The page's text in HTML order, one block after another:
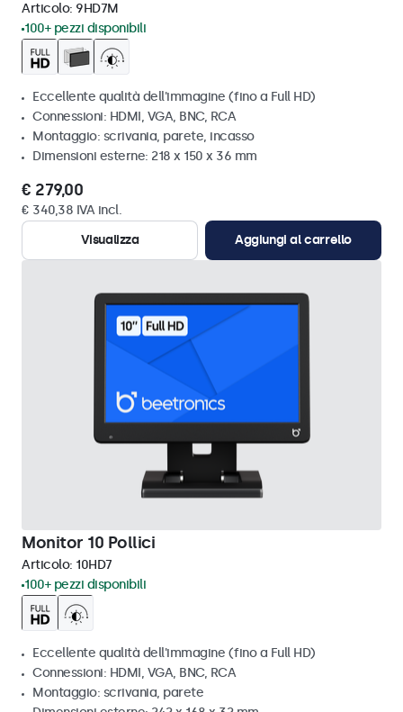
Articolo: 9HD7M
100+ pezzi disponibili
Eccellente qualità dell'immagine (fino a Full HD)
Connessioni: HDMI, VGA, BNC, RCA
Montaggio: scrivania, parete, incasso
Dimensioni esterne: 218 x 150 x 36 mm
€ 279,00
€ 340,38 IVA incl.
Visualizza
Aggiungi al carrello
Monitor 10 Pollici
Articolo: 10HD7
100+ pezzi disponibili
Eccellente qualità dell'immagine (fino a Full HD)
Connessioni: HDMI, VGA, BNC, RCA
Montaggio: scrivania, parete